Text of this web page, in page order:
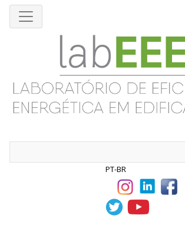
Pular
PT-BR